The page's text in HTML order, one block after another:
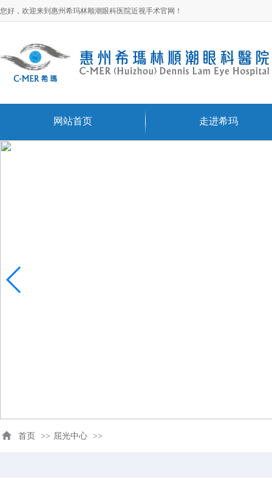
您好，欢迎来到惠州希玛林顺潮眼科医院近视手术官网！
网站首页 走进希玛
首页 >> 屈光中心 >>